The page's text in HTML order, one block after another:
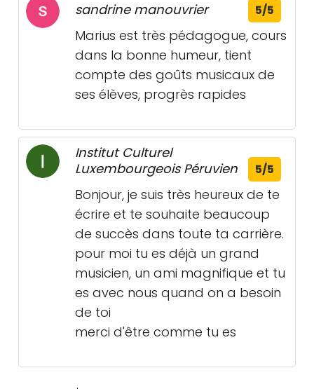
sandrine manouvrier 5/5
Marius est très pédagogue, cours
dans la bonne humeur, tient
compte des goûts musicaux de
ses élèves, progrès rapides
Institut Culturel
Luxembourgeois Péruvien
5/5
Bonjour, je suis très heureux de te
écrire et te souhaite beaucoup
de succès dans toute ta carrière.
pour moi tu es déjà un grand
musicien, un ami magnifique et tu
es avec nous quand on a besoin
de toi
merci d'être comme tu es